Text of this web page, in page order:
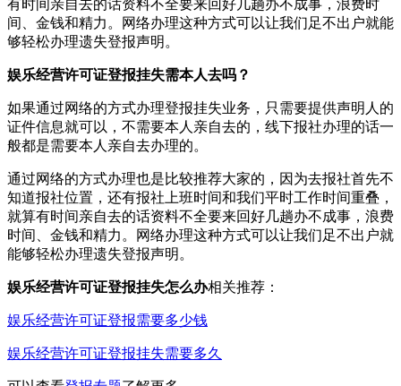
有时间亲自去的话资料不全要来回好几趟办不成事，浪费时
间、金钱和精力。网络办理这种方式可以让我们足不出户就能
够轻松办理遗失登报声明。
娱乐经营许可证登报挂失需本人去吗？
如果通过网络的方式办理登报挂失业务，只需要提供声明人的
证件信息就可以，不需要本人亲自去的，线下报社办理的话一
般都是需要本人亲自去办理的。
通过网络的方式办理也是比较推荐大家的，因为去报社首先不
知道报社位置，还有报社上班时间和我们平时工作时间重叠，
就算有时间亲自去的话资料不全要来回好几趟办不成事，浪费
时间、金钱和精力。网络办理这种方式可以让我们足不出户就
能够轻松办理遗失登报声明。
娱乐经营许可证登报挂失怎么办相关推荐：
娱乐经营许可证登报需要多少钱
娱乐经营许可证登报挂失需要多久